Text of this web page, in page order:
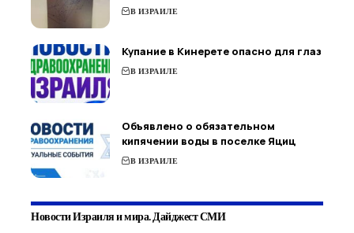
В ИЗРАИЛЕ
Купание в Кинерете опасно для глаз
В ИЗРАИЛЕ
Объявлено о обязательном
кипячении воды в поселке Яциц
В ИЗРАИЛЕ
Новости Израиля и мира. Дайджест СМИ